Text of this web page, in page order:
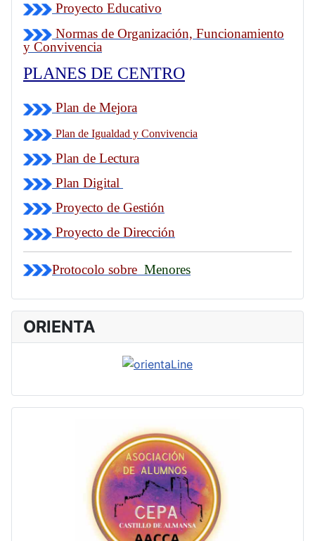
Proyecto Educativo
Normas de Organización, Funcionamiento
y Convivencia
PLANES DE CENTRO
Plan de Mejora
Plan de Igualdad y Convivencia
Plan de Lectura
Plan Digital
Proyecto de Gestión
Proyecto de Dirección
Protocolo sobre Menores
ORIENTA